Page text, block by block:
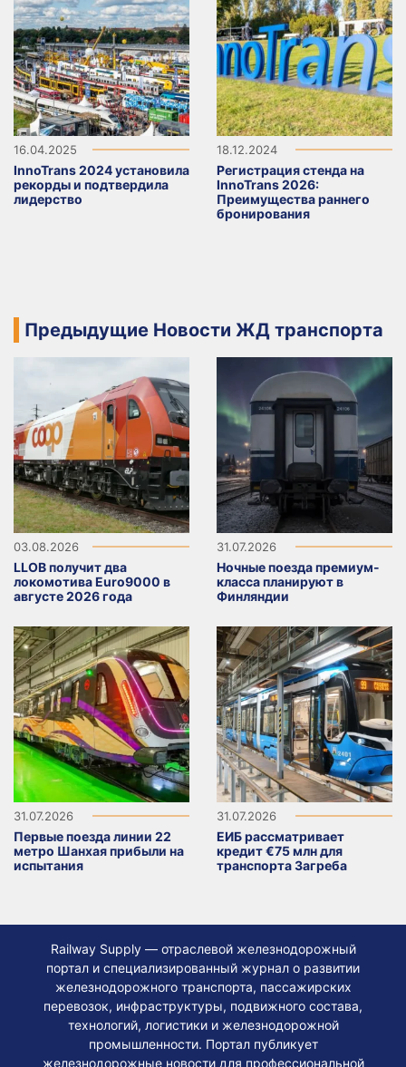
16.04.2025
InnoTrans 2024 установила
рекорды и подтвердила
лидерство
18.12.2024
Регистрация стенда на
InnoTrans 2026:
Преимущества раннего
бронирования
Предыдущие Новости ЖД транспорта
03.08.2026
LLOB получит два
локомотива Euro9000 в
августе 2026 года
31.07.2026
Ночные поезда премиум-
класса планируют в
Финляндии
31.07.2026
Первые поезда линии 22
метро Шанхая прибыли на
испытания
31.07.2026
ЕИБ рассматривает
кредит €75 млн для
транспорта Загреба
Railway Supply — отраслевой железнодорожный
портал и специализированный журнал о развитии
железнодорожного транспорта, пассажирских
перевозок, инфраструктуры, подвижного состава,
технологий, логистики и железнодорожной
промышленности. Портал публикует
железнодорожные новости для профессиональной